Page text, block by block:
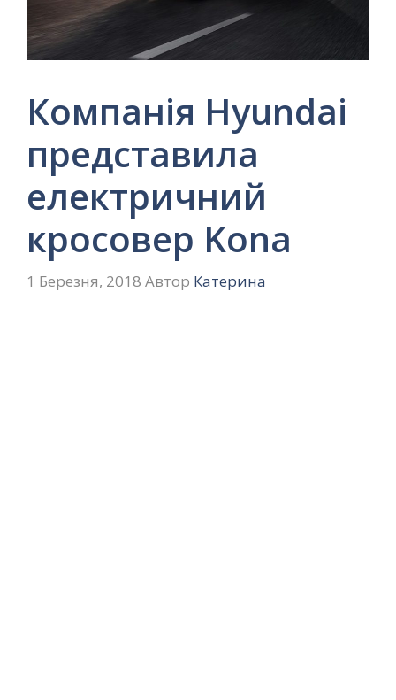
Компанія Hyundai
представила
електричний
кросовер Kona
1 Березня, 2018 Автор Катерина